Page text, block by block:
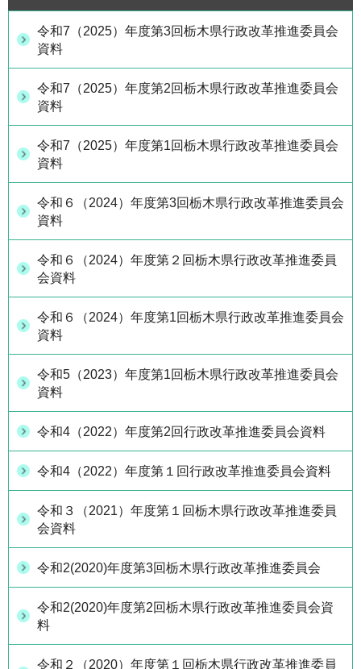
令和7（2025）年度第3回栃木県行政改革推進委員会
資料
令和7（2025）年度第2回栃木県行政改革推進委員会
資料
令和7（2025）年度第1回栃木県行政改革推進委員会
資料
令和６（2024）年度第3回栃木県行政改革推進委員会
資料
令和６（2024）年度第２回栃木県行政改革推進委員
会資料
令和６（2024）年度第1回栃木県行政改革推進委員会
資料
令和5（2023）年度第1回栃木県行政改革推進委員会
資料
令和4（2022）年度第2回行政改革推進委員会資料
令和4（2022）年度第１回行政改革推進委員会資料
令和３（2021）年度第１回栃木県行政改革推進委員
会資料
令和2(2020)年度第3回栃木県行政改革推進委員会
令和2(2020)年度第2回栃木県行政改革推進委員会資
料
令和２（2020）年度第１回栃木県行政改革推進委員